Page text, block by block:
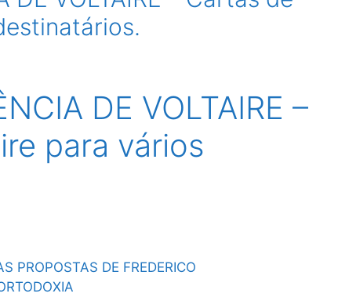
DE VOLTAIRE –
para vários
PROPOSTAS DE FREDERICO